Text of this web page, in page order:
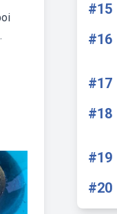
#15
#16
#17
#18
#19
#20